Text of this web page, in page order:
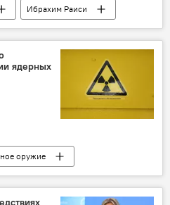
Ибрахим Раиси
ядерных
оружие